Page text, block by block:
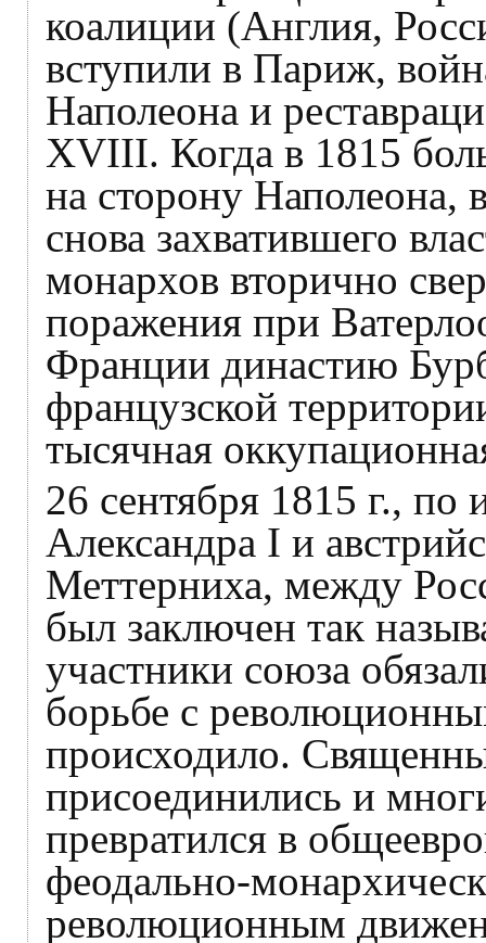
коалиции (Англия,
вступили в Париж,
Наполеона и
XVIII. Когда в 1815
на сторону
снова захватившего
монархов вторично
поражения при
Франции династию
французской
тысячная
26 сентября 1815 г., по
Александра I и
Меттерниха, между
был заключен так
участники союза
борьбе с
происходило.
присоединились и
превратился в
феодально-
революционным